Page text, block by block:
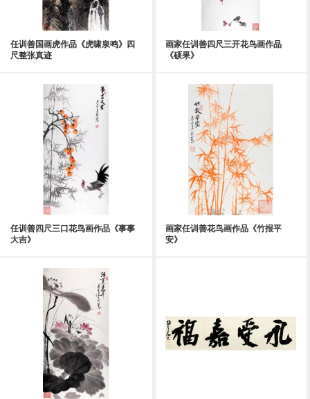
任训善国画虎作品《虎啸泉鸣》四
尺整张真迹
画家任训善四尺三开花鸟画作品
《硕果》
任训善四尺三口花鸟画作品《事事
大吉》
画家任训善花鸟画作品《竹报平
安》